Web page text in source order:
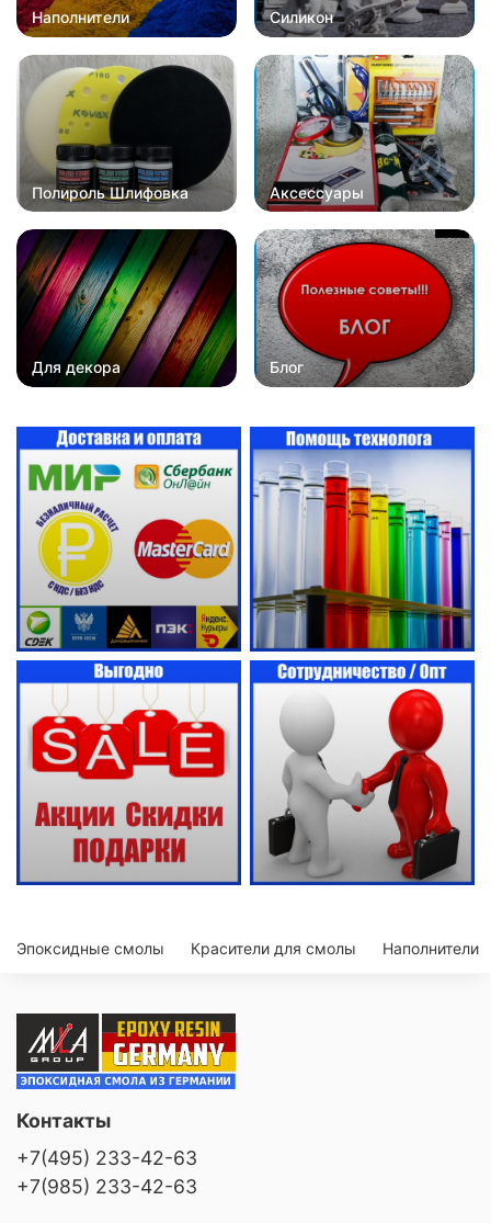
Наполнители Силикон
Полироль Шлифовка Аксессуары
Для декора Блог
Эпоксидные смолы Красители для смолы Наполнители
Контакты
+7(495) 233-42-63
+7(985) 233-42-63